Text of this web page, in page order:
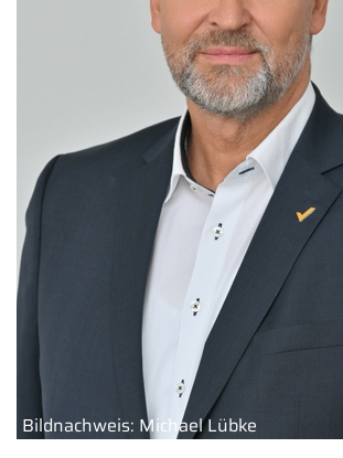
Bildnachweis: Michael Lübke